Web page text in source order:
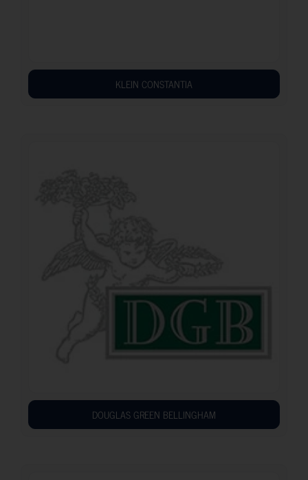
KLEIN CONSTANTIA
DOUGLAS GREEN BELLINGHAM